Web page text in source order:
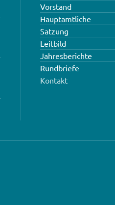
Vorstand
Hauptamtliche
Satzung
Leitbild
Jahresberichte
Rundbriefe
Kontakt